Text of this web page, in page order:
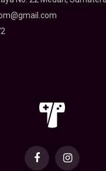
FacebookInstagram